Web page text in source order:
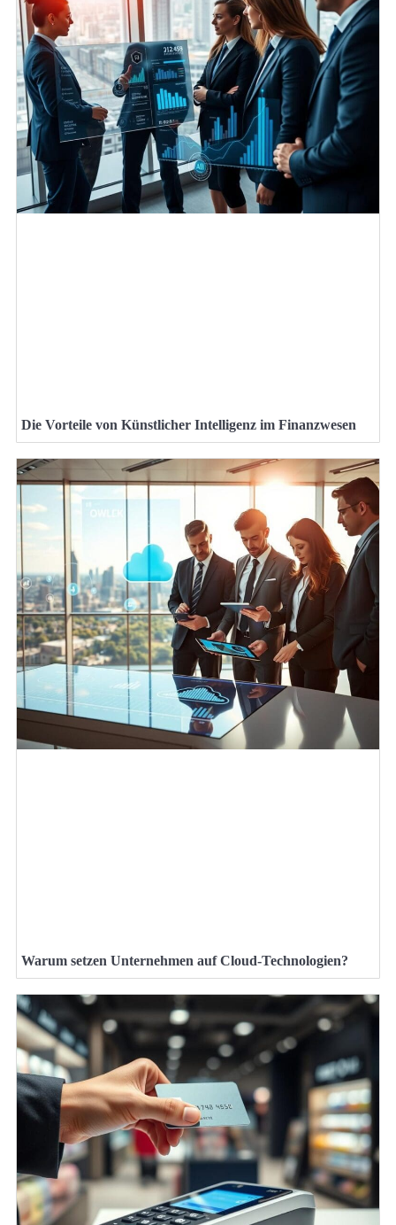
Die Vorteile von Künstlicher Intelligenz im Finanzwesen
Warum setzen Unternehmen auf Cloud-Technologien?